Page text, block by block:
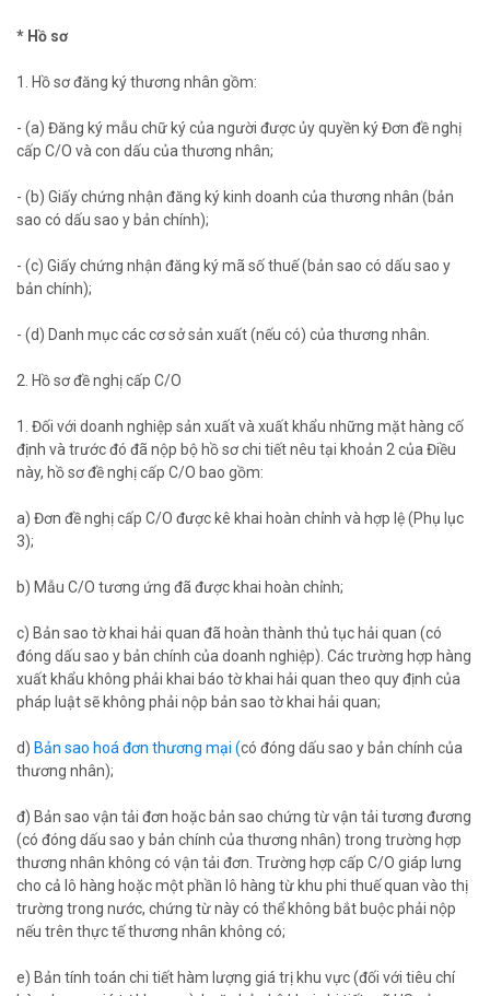
* Hồ sơ
1. Hồ sơ đăng ký thương nhân gồm:
- (a) Đăng ký mẫu chữ ký của người được ủy quyền ký Đơn đề nghị
cấp C/O và con dấu của thương nhân;
- (b) Giấy chứng nhận đăng ký kinh doanh của thương nhân (bản
sao có dấu sao y bản chính);
- (c) Giấy chứng nhận đăng ký mã số thuế (bản sao có dấu sao y
bản chính);
- (d) Danh mục các cơ sở sản xuất (nếu có) của thương nhân.
2. Hồ sơ đề nghị cấp C/O
1. Đối với doanh nghiệp sản xuất và xuất khẩu những mặt hàng cố
định và trước đó đã nộp bộ hồ sơ chi tiết nêu tại khoản 2 của Điều
này, hồ sơ đề nghị cấp C/O bao gồm:
a) Đơn đề nghị cấp C/O được kê khai hoàn chỉnh và hợp lệ (Phụ lục
3);
b) Mẫu C/O tương ứng đã được khai hoàn chỉnh;
c) Bản sao tờ khai hải quan đã hoàn thành thủ tục hải quan (có
đóng dấu sao y bản chính của doanh nghiệp). Các trường hợp hàng
xuất khẩu không phải khai báo tờ khai hải quan theo quy định của
pháp luật sẽ không phải nộp bản sao tờ khai hải quan;
d) Bản sao hoá đơn thương mại (có đóng dấu sao y bản chính của
thương nhân);
đ) Bản sao vận tải đơn hoặc bản sao chứng từ vận tải tương đương
(có đóng dấu sao y bản chính của thương nhân) trong trường hợp
thương nhân không có vận tải đơn. Trường hợp cấp C/O giáp lưng
cho cả lô hàng hoặc một phần lô hàng từ khu phi thuế quan vào thị
trường trong nước, chứng từ này có thể không bắt buộc phải nộp
nếu trên thực tế thương nhân không có;
e) Bản tính toán chi tiết hàm lượng giá trị khu vực (đối với tiêu chí